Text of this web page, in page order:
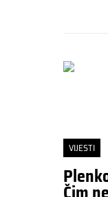
VIJESTI